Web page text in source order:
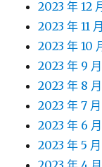
2023 年 12
2023 年 11 月
2023 年 10
2023 年 9 月
2023 年 8 月
2023 年 7 月
2023 年 6 月
2023 年 5 月